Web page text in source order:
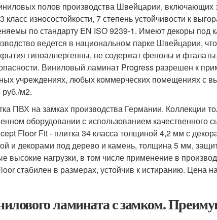
полов производства Швейцарии, включающих
износостойкости, 7 степень устойчивости к
по стандарту EN ISO 9239-1. Имеют декоры под
ведется в национальном парке Швейцарии,
гипоаллергенны, не содержат фенолы и
Виниловый ламинат Progress разрешен к
учреждениях, любых коммерческих помещениях с
руб./м2.
ПВХ на замках производства Германии. Коллекции
оборудовании с использованием качественного
Floor Fit - плитка 34 класса толщиной 4,2 мм с
и декорами под дерево и камень, толщина 5 мм,
высокие нагрузки, в том числе применение в
стабилен в размерах, устойчив к истиранию. Цена
ламината с замком.